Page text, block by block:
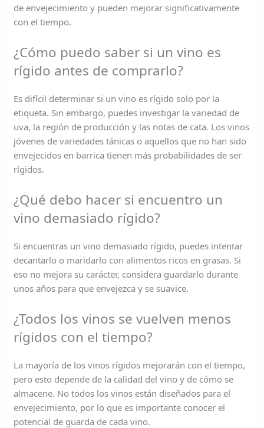
de envejecimiento y pueden mejorar significativamente
con el tiempo.
¿Cómo puedo saber si un vino es
rígido antes de comprarlo?
Es difícil determinar si un vino es rígido solo por la
etiqueta. Sin embargo, puedes investigar la variedad de
uva, la región de producción y las notas de cata. Los vinos
jóvenes de variedades tánicas o aquellos que no han sido
envejecidos en barrica tienen más probabilidades de ser
rígidos.
¿Qué debo hacer si encuentro un
vino demasiado rígido?
Si encuentras un vino demasiado rígido, puedes intentar
decantarlo o maridarlo con alimentos ricos en grasas. Si
eso no mejora su carácter, considera guardarlo durante
unos años para que envejezca y se suavice.
¿Todos los vinos se vuelven menos
rígidos con el tiempo?
La mayoría de los vinos rígidos mejorarán con el tiempo,
pero esto depende de la calidad del vino y de cómo se
almacene. No todos los vinos están diseñados para el
envejecimiento, por lo que es importante conocer el
potencial de guarda de cada vino.